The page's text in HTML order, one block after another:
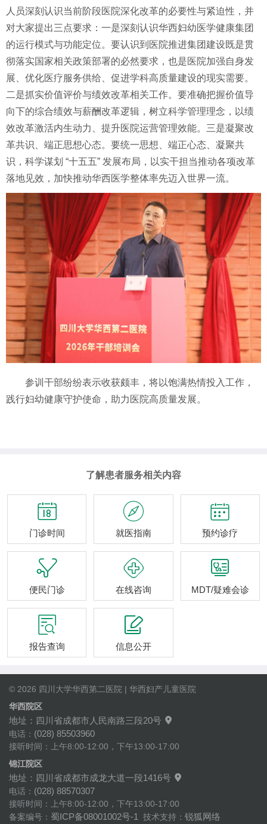
人员深刻认识当前阶段医院深化改革的必要性与紧迫性，并
对大家提出三点要求：一是深刻认识华西妇幼医学健康集团
的运行模式与功能定位。要认识到医院推进集团建设既是贯
彻落实国家相关政策部署的必然要求，也是医院加强自身发
展、优化医疗服务供给、促进学科高质量建设的现实需要。
二是抓实价值评价与绩效改革相关工作。要准确把握价值导
向下的综合绩效与薪酬改革逻辑，树立科学管理理念，以绩
效改革激活内生动力、提升医院运营管理效能。三是凝聚改
革共识、端正思想心态。要统一思想、端正心态、凝聚共
识，科学谋划 “十五五” 发展布局，以实干担当推动各项改革
落地见效，加快推动华西医学整体率先迈入世界一流。
参训干部纷纷表示收获颇丰，将以饱满热情投入工作，
践行妇幼健康守护使命，助力医院高质量发展。
了解患者服务相关内容

门诊时间

就医指南

预约诊疗

便民门诊

在线咨询

MDT/疑难会诊

报告查询

信息公开
© 2026 四川大学华西第二医院 | 华西妇产儿童医院
华西院区
地址：四川省成都市人民南路三段20号 
电话： (028) 85503960
接听时间：上午8:00-12:00，下午13:00-17:00
锦江院区
地址：四川省成都市成龙大道一段1416号 
电话： (028) 88570307
接听时间：上午8:00-12:00，下午13:00-17:00
备案编号： 蜀ICP备08001002号-1 技术支持： 锐狐网络